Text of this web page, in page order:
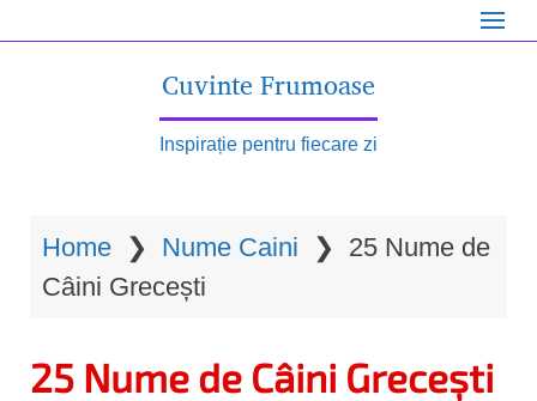
Cuvinte Frumoase
Inspirație pentru fiecare zi
Home ❯ Nume Caini ❯ 25 Nume de
Câini Grecești
25 Nume de Câini Grecești